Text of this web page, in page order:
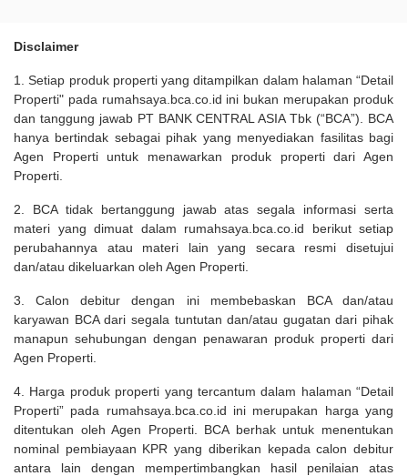
Disclaimer
1. Setiap produk properti yang ditampilkan dalam halaman “Detail
Properti" pada rumahsaya.bca.co.id ini bukan merupakan produk
dan tanggung jawab PT BANK CENTRAL ASIA Tbk (“BCA”). BCA
hanya bertindak sebagai pihak yang menyediakan fasilitas bagi
Agen Properti untuk menawarkan produk properti dari Agen
Properti.
2. BCA tidak bertanggung jawab atas segala informasi serta
materi yang dimuat dalam rumahsaya.bca.co.id berikut setiap
perubahannya atau materi lain yang secara resmi disetujui
dan/atau dikeluarkan oleh Agen Properti.
3. Calon debitur dengan ini membebaskan BCA dan/atau
karyawan BCA dari segala tuntutan dan/atau gugatan dari pihak
manapun sehubungan dengan penawaran produk properti dari
Agen Properti.
4. Harga produk properti yang tercantum dalam halaman “Detail
Properti” pada rumahsaya.bca.co.id ini merupakan harga yang
ditentukan oleh Agen Properti. BCA berhak untuk menentukan
nominal pembiayaan KPR yang diberikan kepada calon debitur
antara lain dengan mempertimbangkan hasil penilaian atas